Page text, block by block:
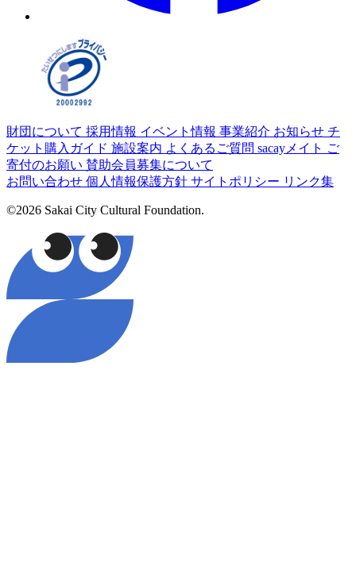
財団について 採用情報 イベント情報 事業紹介 お知らせ チ
ケット購入ガイド 施設案内 よくあるご質問 sacayメイト ご
寄付のお願い 賛助会員募集について
お問い合わせ 個人情報保護方針 サイトポリシー リンク集
©2026 Sakai City Cultural Foundation.